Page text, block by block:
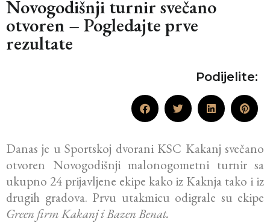
Novogodišnji turnir svečano
otvoren – Pogledajte prve
rezultate
Podijelite:
Danas je u Sportskoj dvorani KSC Kakanj svečano
otvoren Novogodišnji malonogometni turnir sa
ukupno 24 prijavljene ekipe kako iz Kaknja tako i iz
drugih gradova. Prvu utakmicu odigrale su ekipe
Green firm Kakanj i Bazen Benat.